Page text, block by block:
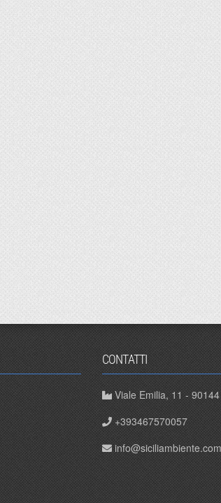
CONTATTI
Viale Emilia, 11 -
+393467570057
info@siciliambiente.com